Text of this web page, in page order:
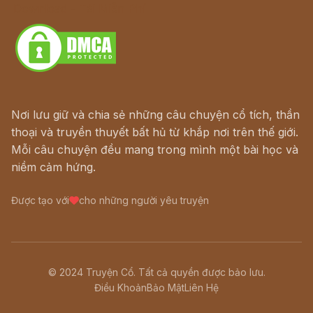
Nơi lưu giữ và chia sẻ những câu chuyện cổ tích, thần
thoại và truyền thuyết bất hủ từ khắp nơi trên thế giới.
Mỗi câu chuyện đều mang trong mình một bài học và
niềm cảm hứng.
Được tạo với cho những người yêu truyện
© 2024 Truyện Cổ. Tất cả quyền được bảo lưu.
Điều KhoảnBảo MậtLiên Hệ